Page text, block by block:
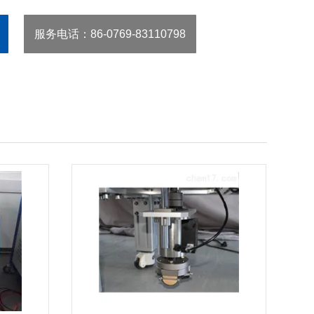
服务电话 ：86-0769-83110798